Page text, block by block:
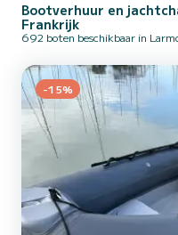
Bootverhuur en
Frankrijk
692 boten beschikbaar in
-15%